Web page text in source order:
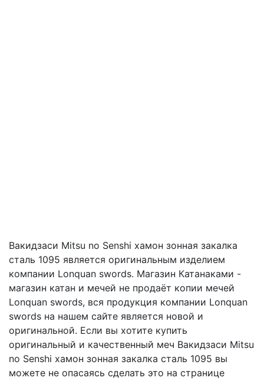
Вакидзаси Mitsu no Senshi хамон зонная закалка
сталь 1095 является оригинальным изделием
компании Lonquan swords. Магазин Катанаками -
магазин катан и мечей не продаёт копии мечей
Lonquan swords, вся продукция компании Lonquan
swords на нашем сайте является новой и
оригинальной. Если вы хотите купить
оригинальный и качественный меч Вакидзаси Mitsu
no Senshi хамон зонная закалка сталь 1095 вы
можете не опасаясь сделать это на странице